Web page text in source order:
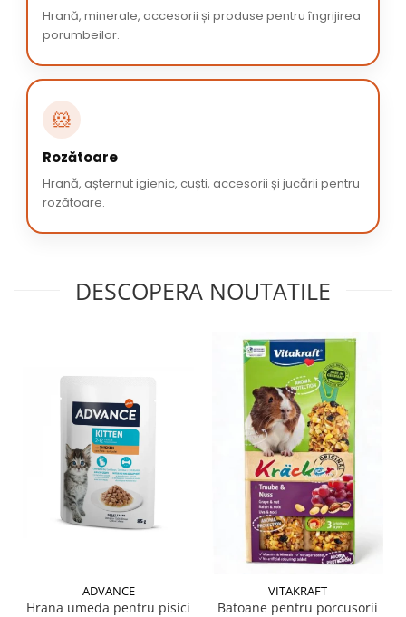
Hrană, minerale, accesorii și produse pentru îngrijirea
porumbeilor.
🐹
Rozătoare
Hrană, așternut igienic, cuști, accesorii și jucării pentru
rozătoare.
DESCOPERA NOUTATILE
ADVANCE
Hrana umeda pentru pisici
VITAKRAFT
Batoane pentru porcusorii